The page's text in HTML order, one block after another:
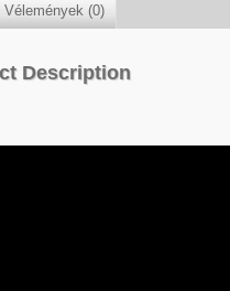
Vélemények (0)
Description